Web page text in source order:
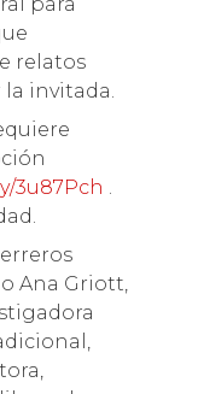
relatos
la invitada.
3u87Pch .
Ana Griott,